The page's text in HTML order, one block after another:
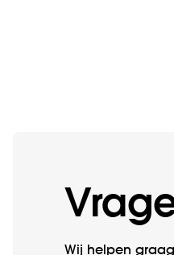
Wij helpen